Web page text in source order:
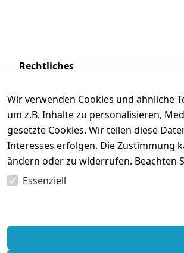
Wir verwenden Cookies und ähnliche
um z.B. Inhalte zu personalisieren,
gesetzte Cookies. Wir teilen diese
Interesses erfolgen. Die Zustimmung
ändern oder zu widerrufen. Beachten
Essenziell
Rechtliches
Impressum
Datenschutzerklärung
Batterieentsorgung
Widerrufsrecht